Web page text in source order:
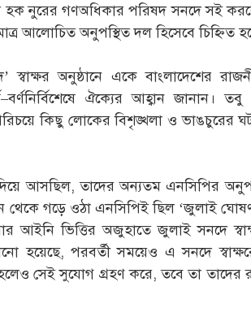
হক নুরের গণঅধিকার পরিষদ সনদে সই
আলোচিত অনুপস্থিত দল হিসেবে চিহ্নিত
অনুষ্ঠানে একে বাংলাদেশের
ঐক্যের আহ্বান জানান। তবু
কিছু লোকের বিশৃঙ্খলা ও ভাঙচুরের
আসছিল, তাদের অন্যতম এনসিপির
থেকে গড়ে ওঠা এনসিপিই ছিল ‘জুলাই
আইনি ভিত্তির অজুহাতে জুলাই সনদে
হয়েছে, পরবর্তী সময়েও এ সনদে
সেই সুযোগ গ্রহণ করে, তবে তা তাদের